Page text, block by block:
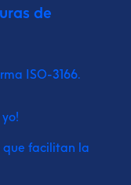
de
ISO-3166.
que facilitan la